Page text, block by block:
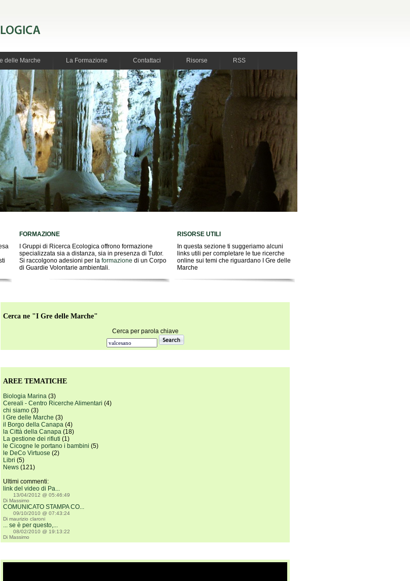
delle Marche La Formazione Contattaci Risorse RSS
FORMAZIONE
I Gruppi di Ricerca Ecologica offrono formazione
specializzata sia a distanza, sia in presenza di Tutor.
Si raccolgono adesioni per la formazione di un Corpo
di Guardie Volontarie ambientali.
RISORSE UTILI
In questa sezione ti suggeriamo alcuni
links utili per completare le tue ricerche
online sui temi che riguardano I Gre delle
Marche
Cerca ne "I Gre delle Marche"
Cerca per parola chiave
AREE TEMATICHE
Biologia Marina (3)
Cereali - Centro Ricerche Alimentari (4)
chi siamo (3)
I Gre delle Marche (3)
il Borgo della Canapa (4)
la Città della Canapa (18)
La gestione dei rifiuti (1)
le Cicogne le portano i bambini (5)
le DeCo Virtuose (2)
Libri (5)
News (121)
Ultimi commenti:
link del video di Pa...
13/04/2012 @ 05:46:49
Di Massimo
COMUNICATO STAMPA CO...
09/10/2010 @ 07:43:24
Di maurizio claroni
... se è per questo,...
08/02/2010 @ 19:13:22
Di Massimo